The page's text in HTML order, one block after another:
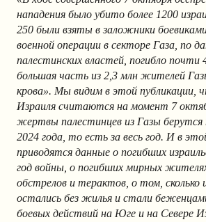
нападения было убито более 1200
250 были взяты в заложники
военной операции в секторе Газа, по
палестинских властей, погибло почти
большая часть из 2,3 млн жителей
крова». Мы видим в этой
Израиля считаются на момент 7
жертвы палестинцев из Газы берутся
2024 года, то есть за весь год. И в
приводятся данные о погибших
год войны, о погибших мирных
обстрелов и терактов, о том, сколько
остались без жилья и стали
боевых действий на Юге и на Севере